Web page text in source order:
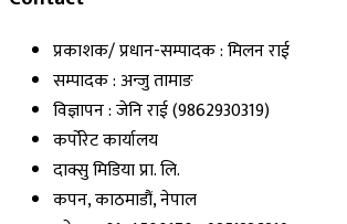
प्रकाशक/ प्रधान-सम्पादक : मिलन राई
सम्पादक : अन्जु तामाङ
विज्ञापन : जेनि राई (9862930319)
कर्पोरेट कार्यालय
दाक्सु मिडिया प्रा. लि.
कपन, काठमाडौं, नेपाल
फोन : +01-4500170, 9851336319